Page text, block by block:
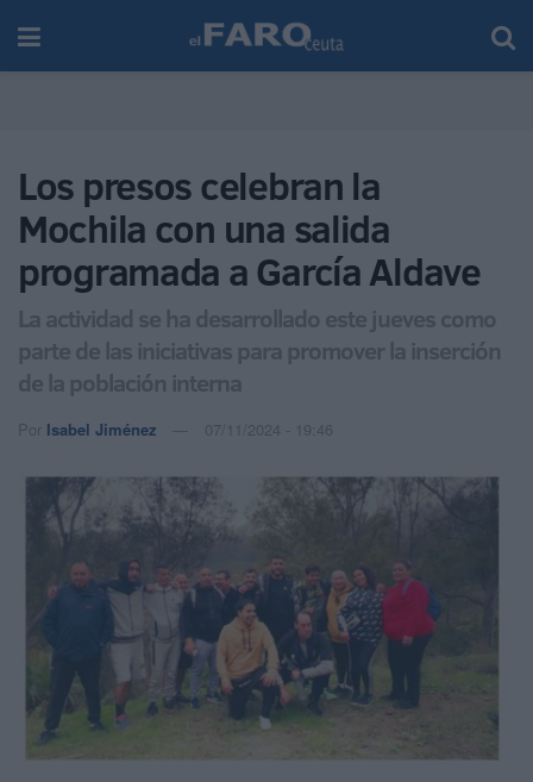
Los presos celebran la
Mochila con una salida
programada a García Aldave
La actividad se ha desarrollado este jueves como
parte de las iniciativas para promover la inserción
de la población interna
Por Isabel Jiménez 07/11/2024 - 19:46